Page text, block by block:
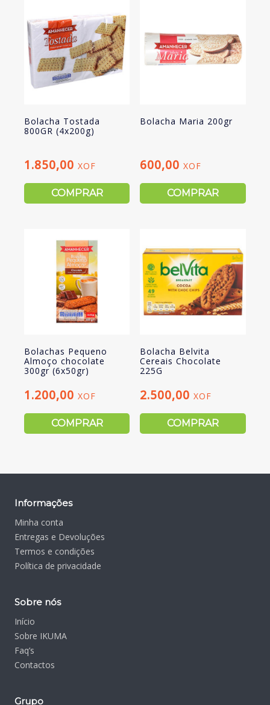
Bolacha Tostada
800GR (4x200g)
1.850,00 XOF
COMPRAR
Bolacha Maria 200gr
600,00XOF
COMPRAR
Bolachas Pequeno
Almoço chocolate
300gr (6x50gr)
1.200,00 XOF
COMPRAR
Bolacha Belvita
Cereais Chocolate
225G
2.500,00XOF
COMPRAR
Informações
Minha conta
Entregas e Devoluções
Termos e condições
Política de privacidade
Sobre nós
Início
Sobre IKUMA
Faq’s
Contactos
Grupo